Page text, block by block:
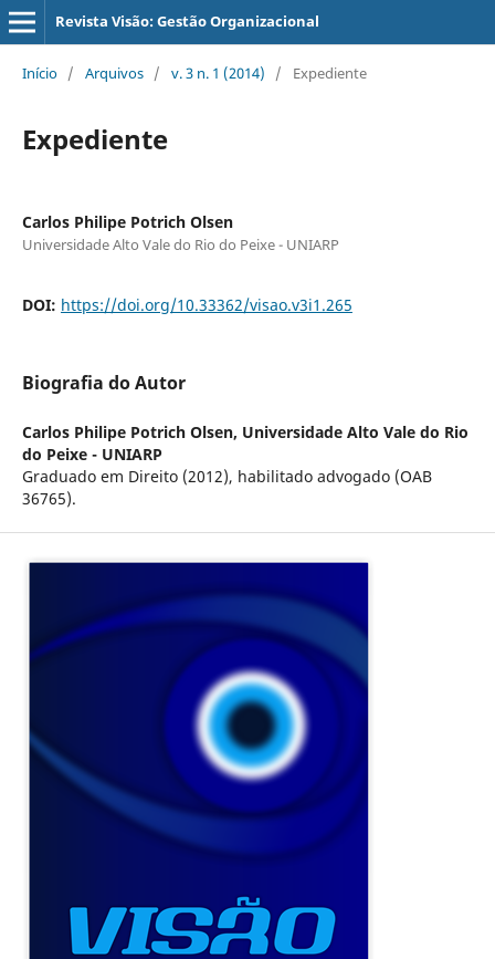
Revista Visão: Gestão Organizacional
Início / Arquivos / v. 3 n. 1 (2014) / Expediente
Expediente
Carlos Philipe Potrich Olsen
Universidade Alto Vale do Rio do Peixe - UNIARP
DOI: https://doi.org/10.33362/visao.v3i1.265
Biografia do Autor
Carlos Philipe Potrich Olsen, Universidade Alto Vale do Rio
do Peixe - UNIARP
Graduado em Direito (2012), habilitado advogado (OAB
36765).